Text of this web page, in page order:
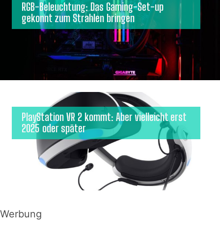
RGB-Beleuchtung: Das Gaming-Set-up
gekonnt zum Strahlen bringen
PlayStation VR 2 kommt: Aber vielleicht erst
2025 oder später
Werbung